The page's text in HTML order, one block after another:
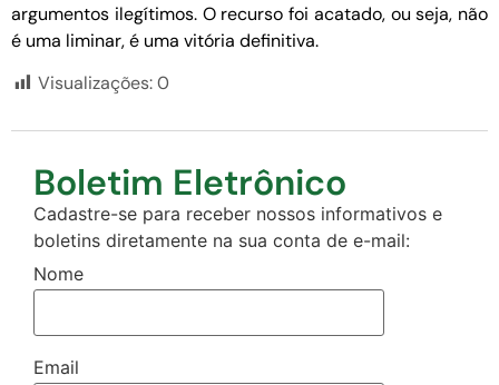
argumentos ilegítimos. O recurso foi acatado, ou seja, não
é uma liminar, é uma vitória definitiva.
Visualizações:0
Boletim Eletrônico
Cadastre-se para receber nossos informativos e
boletins diretamente na sua conta de e-mail:
Nome
Email